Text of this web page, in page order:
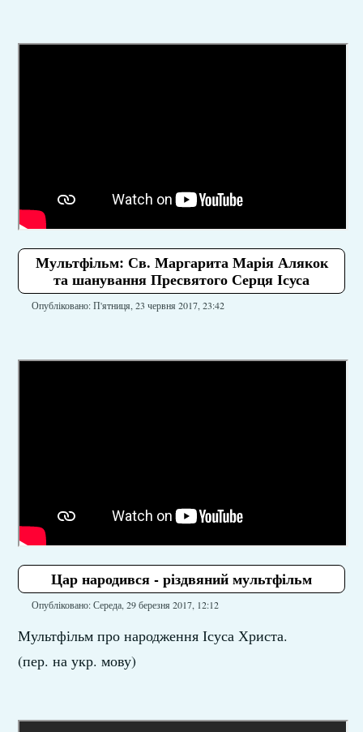
Мультфільм: Св. Маргарита Марія Алякок
та шанування Пресвятого Серця Ісуса
Опубліковано: П'ятниця, 23 червня 2017, 23:42
Цар народився - різдвяний мультфільм
Опубліковано: Середа, 29 березня 2017, 12:12
Мультфільм про народження Ісуса Христа.
(пер. на укр. мову)